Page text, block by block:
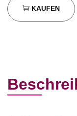
KAUFEN